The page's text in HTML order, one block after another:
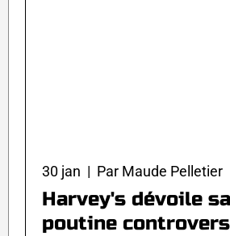
30 jan | Par Maude Pelletier
Harvey's dévoile
poutine